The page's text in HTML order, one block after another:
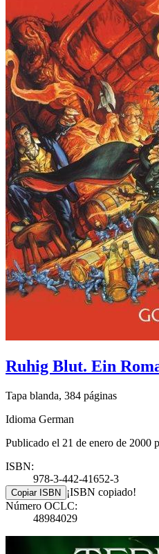
Ruhig Blut. Ein
Tapa blanda, 384 páginas
Idioma German
Publicado el 21 de enero de 2000
ISBN:
978-3-442-41652-3
Copiar ISBN ¡ISBN copiado!
Número OCLC:
48984029